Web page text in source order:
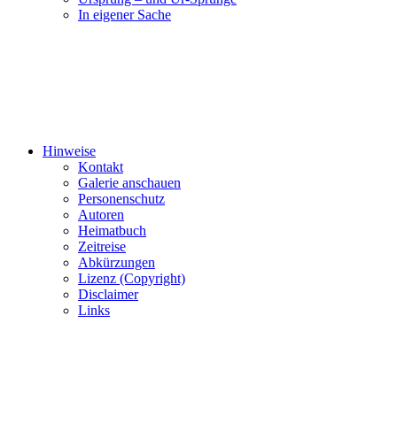
In eigener Sache
Hinweise
Kontakt
Galerie anschauen
Personenschutz
Autoren
Heimatbuch
Zeitreise
Abkürzungen
Lizenz (Copyright)
Disclaimer
Links